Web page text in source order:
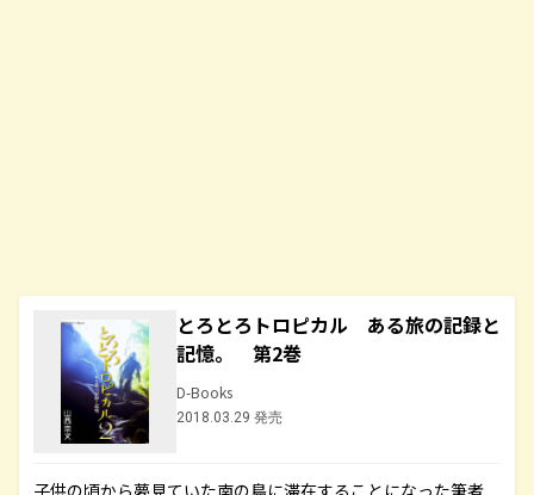
とろとろトロピカル ある旅の記録と
記憶。 第2巻
D-Books
2018.03.29 発売
子供の頃から夢見ていた南の島に滞在することになった筆者